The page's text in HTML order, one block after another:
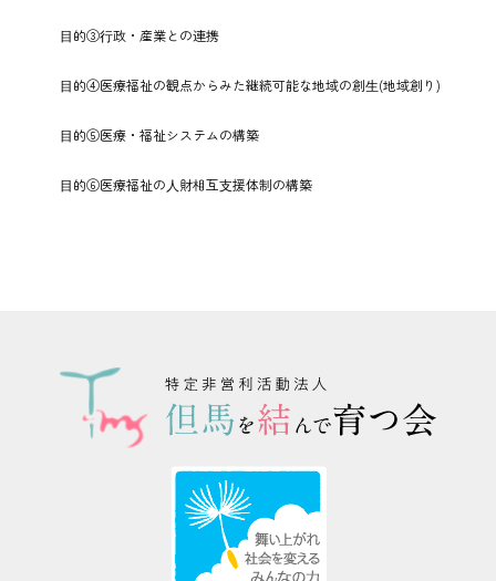
⽬的③⾏政・産業との連携
⽬的④医療福祉の観点からみた継続可能な地域の創⽣(地域創り)
⽬的⑤医療・福祉システムの構築
⽬的⑥医療福祉の⼈財相互⽀援体制の構築